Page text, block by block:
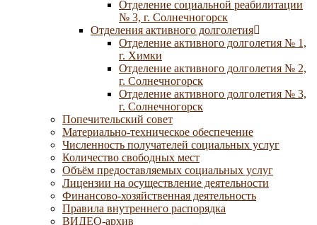
Отделение социальной реабилитации
№ 3, г. Солнечногорск
Отделения активного долголетия
Отделение активного долголетия № 1,
г. Химки
Отделение активного долголетия № 2,
г. Солнечногорск
Отделение активного долголетия № 3,
г. Солнечногорск
Попечительский совет
Материально-техническое обеспечение
Численность получателей социальных услуг
Количество свободных мест
Объём предоставляемых социальных услуг
Лицензии на осуществление деятельности
Финансово-хозяйственная деятельность
Правила внутреннего распорядка
ВИДЕО-архив